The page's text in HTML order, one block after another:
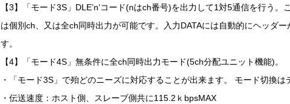
【3】「モード3S」DLE’n’コード(nはch番号)を出力して1対5通信を行う
は個別ch、又は全ch同時出力が可能です。入力DATAには自動的にヘッダ
す。
【4】「モード4S」無条件に全ch同時出力モード(5ch分配ユニット機能)。
・「モード3S」で殆どのニーズに対応することが出来ます。 モード切換は
・伝送速度：ホスト側、スレーブ側共に115.2ｋbpsMAX